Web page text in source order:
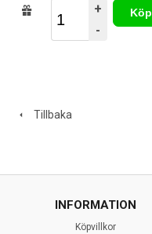
+
-
Köp
Tillbaka
INFORMATION
Köpvillkor